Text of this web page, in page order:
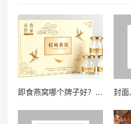
即食燕窝哪个牌子好？2026年消费者选购时应重点关注这六项核心指标与判断方法